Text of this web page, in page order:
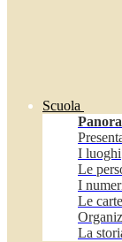
Scuola
I luoghi
Le
I
Le
La